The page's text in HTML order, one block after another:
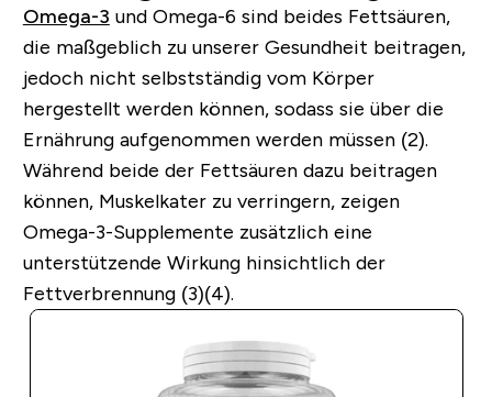
Omega-3 und Omega-6 sind beides Fettsäuren,
die maßgeblich zu unserer Gesundheit beitragen,
jedoch nicht selbstständig vom Körper
hergestellt werden können, sodass sie über die
Ernährung aufgenommen werden müssen (2).
Während beide der Fettsäuren dazu beitragen
können, Muskelkater zu verringern, zeigen
Omega-3-Supplemente zusätzlich eine
unterstützende Wirkung hinsichtlich der
Fettverbrennung (3)(4).